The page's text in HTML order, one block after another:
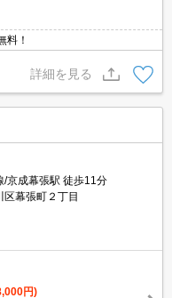
料！
詳細を見る
/京成幕張駅 徒歩11分
幕張町２丁目
円)